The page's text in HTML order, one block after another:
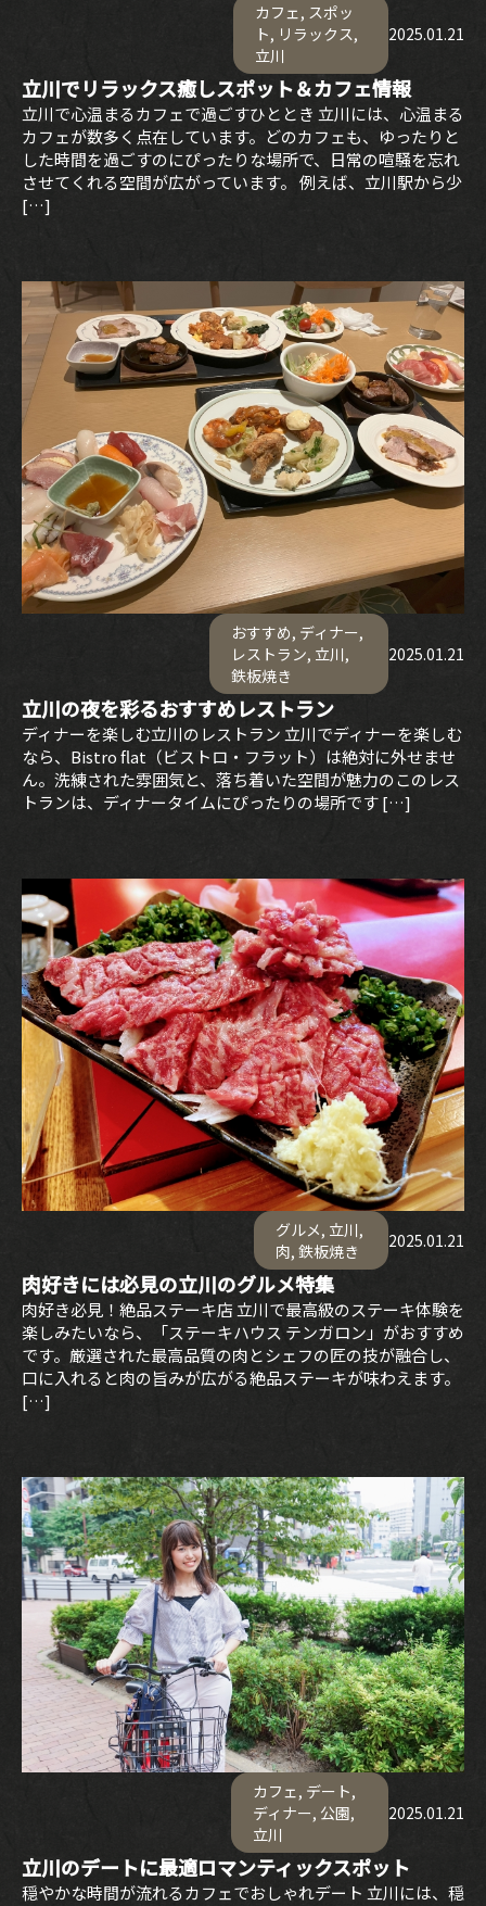
カフェ, スポッ
ト, リラックス,
立川
2025.01.21
立川でリラックス癒しスポット＆カフェ情報
立川で心温まるカフェで過ごすひととき 立川には、心温まる
カフェが数多く点在しています。どのカフェも、ゆったりと
した時間を過ごすのにぴったりな場所で、日常の喧騒を忘れ
させてくれる空間が広がっています。 例えば、立川駅から少
[…]
おすすめ, ディナー,
レストラン, 立川,
鉄板焼き
2025.01.21
立川の夜を彩るおすすめレストラン
ディナーを楽しむ立川のレストラン 立川でディナーを楽しむ
なら、Bistro flat（ビストロ・フラット）は絶対に外せませ
ん。洗練された雰囲気と、落ち着いた空間が魅力のこのレス
トランは、ディナータイムにぴったりの場所です […]
グルメ, 立川,
肉, 鉄板焼き 2025.01.21
肉好きには必見の立川のグルメ特集
肉好き必見！絶品ステーキ店 立川で最高級のステーキ体験を
楽しみたいなら、「ステーキハウス テンガロン」がおすすめ
です。厳選された最高品質の肉とシェフの匠の技が融合し、
口に入れると肉の旨みが広がる絶品ステーキが味わえます。
[…]
カフェ, デート,
ディナー, 公園,
立川
2025.01.21
立川のデートに最適ロマンティックスポット
穏やかな時間が流れるカフェでおしゃれデート 立川には、穏